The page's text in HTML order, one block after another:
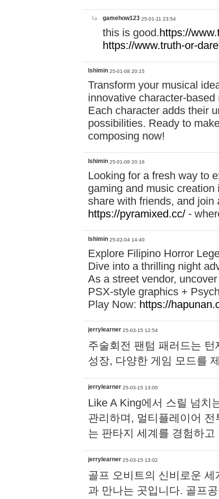
gamehow123 25-01-11 23:54
this is good.https://
https://www.truth-or-
lshimin 25-01-08 20:15
Transform your musical
innovative character-
Each character adds their
possibilities. Ready to
composing now!
lshimin 25-01-08 20:16
Looking for a fresh way to
gaming and music
share with friends, and
https://pyramixed.cc/ -
lshimin 25-02-04 14:40
Explore Filipino Horror
Dive into a thrilling night
As a street vendor,
PSX-style graphics +
Play Now: https://
jerrylearner 25-03-15 12:54
주술회전 팬텀 패러드는
성장, 다양한 게임 모드를
jerrylearner 25-03-15 13:00
Like A King에서 스릴 넘치
관리하며, 멀티플레이어
는 판타지 세계를 경험하
jerrylearner 25-03-15 13:02
골프 오비트의 신비로운
과 만나는 곳입니다. 골프